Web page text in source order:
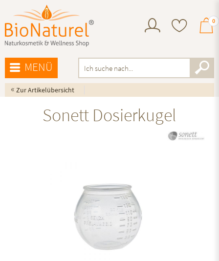
0
MENÜ
« Zur Artikelübersicht
Sonett Dosierkugel